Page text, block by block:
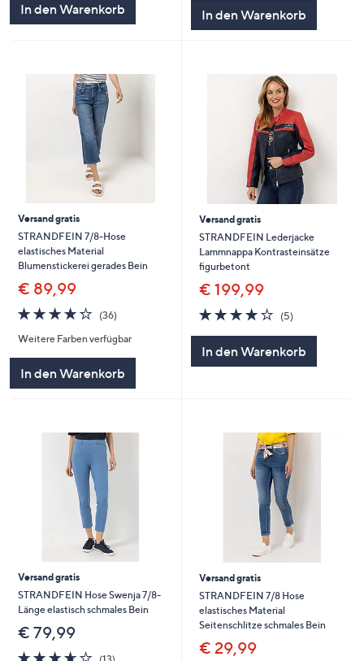
In den Warenkorb In den Warenkorb
Versand gratis
STRANDFEIN 7/8-Hose
elastisches Material
Blumenstickerei gerades Bein
€ 89,99
4.2
von
5
(36)36
Weitere Farben verfügbar
In den Warenkorb
Versand gratis
STRANDFEIN Lederjacke
Lammnappa Kontrasteinsätze
figurbetont
€ 199,99
4.2
von
(5)5
In den Warenkorb
Versand gratis
STRANDFEIN Hose Swenja 7/8-
Länge elastisch schmales Bein
€ 79,99
3.6 13
Versand gratis
STRANDFEIN 7/8 Hose
elastisches Material
Seitenschlitze schmales Bein
€ 29,99